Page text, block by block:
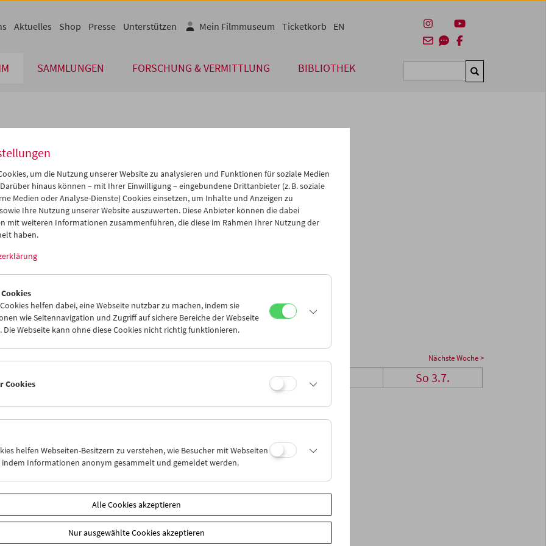
SAMMLUNGEN FORSCHUNG & VERMITTLUNG BIBLIOTHEK Suchen
Aktuelles Shop Presse Unterstützen Mein Filmmuseum Ticketkorb EN
Jul 2011 >>
Mi Do Fr Sa So
29 30 01 02
03
06 07 08 09
10
13 14
20 21
03
iCalender
Programmheft-PDF
English language or subtitles
Nächste Woche >
Mi 29.6. So 3.7.
um die Nutzung unserer Website zu analysieren und Funktionen für soziale Medien
hinaus können – mit Ihrer Einwilligung – eingebundene Drittanbieter (z. B. soziale
Medien oder Analyse-Dienste) Cookies einsetzen, um Inhalte und Anzeigen zu
Ihre Nutzung unserer Website auszuwerten. Diese Anbieter können die dabei
mit weiteren Informationen zusammenführen, die diese im Rahmen Ihrer Nutzung der
haben.
helfen dabei, eine Webseite nutzbar zu machen, indem sie
wie Seitennavigation und Zugriff auf sichere Bereiche der Webseite
Die Webseite kann ohne diese Cookies nicht richtig funktionieren.
Cookies
helfen Webseiten-Besitzern zu verstehen, wie Besucher mit Webseiten
indem Informationen anonym gesammelt und gemeldet werden.
Alle Cookies akzeptieren
Nur ausgewählte Cookies akzeptieren